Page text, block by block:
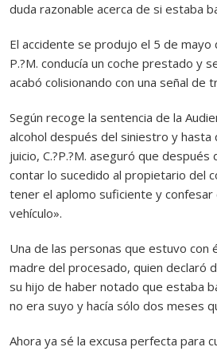
duda razonable acerca de si estaba
El accidente se produjo el 5 de mayo
P.?M. conducía un coche prestado y
acabó colisionando con una señal
Según recoge la sentencia de la
alcohol después del siniestro y
juicio, C.?P.?M. aseguró que
contar lo sucedido al propietario del
tener el aplomo suficiente y
vehículo».
Una de las personas que estuvo con
madre del procesado, quien declaró
su hijo de haber notado que estaba
no era suyo y hacía sólo dos meses
Ahora ya sé la excusa perfecta para